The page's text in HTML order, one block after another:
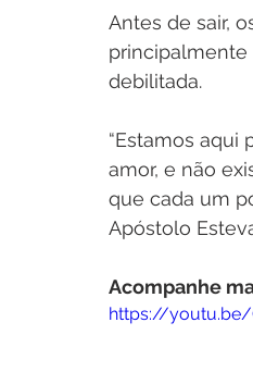
Antes de sair,
principalmente
debilitada.
“Estamos aqui
amor, e não
que cada um
Apóstolo
Acompanhe
https://youtu.be/